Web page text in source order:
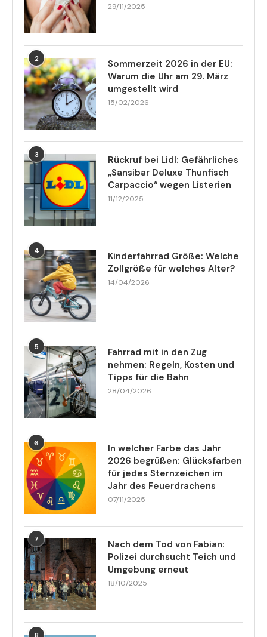
29/11/2025
2
Sommerzeit 2026 in der EU:
Warum die Uhr am 29. März
umgestellt wird
15/02/2026
3
Rückruf bei Lidl: Gefährliches
„Sansibar Deluxe Thunfisch
Carpaccio“ wegen Listerien
11/12/2025
4
Kinderfahrrad Größe: Welche
Zollgröße für welches Alter?
14/04/2026
5
Fahrrad mit in den Zug
nehmen: Regeln, Kosten und
Tipps für die Bahn
28/04/2026
6
In welcher Farbe das Jahr
2026 begrüßen: Glücksfarben
für jedes Sternzeichen im
Jahr des Feuerdrachens
07/11/2025
7
Nach dem Tod von Fabian:
Polizei durchsucht Teich und
Umgebung erneut
18/10/2025